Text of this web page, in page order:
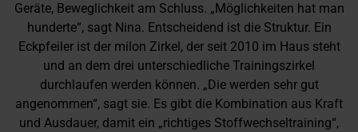
Geräte, Beweglichkeit am Schluss. „Möglichkeiten hat man
hunderte“, sagt Nina. Entscheidend ist die Struktur. Ein
Eckpfeiler ist der milon Zirkel, der seit 2010 im Haus steht
und an dem drei unterschiedliche Trainingszirkel
durchlaufen werden können. „Die werden sehr gut
angenommen“, sagt sie. Es gibt die Kombination aus Kraft
und Ausdauer, damit ein „richtiges Stoffwechseltraining“,